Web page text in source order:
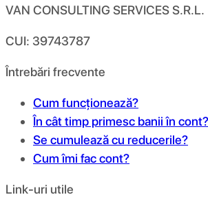
VAN CONSULTING SERVICES S.R.L.
CUI: 39743787
Întrebări frecvente
Cum funcționează?
În cât timp primesc banii în cont?
Se cumulează cu reducerile?
Cum îmi fac cont?
Link-uri utile